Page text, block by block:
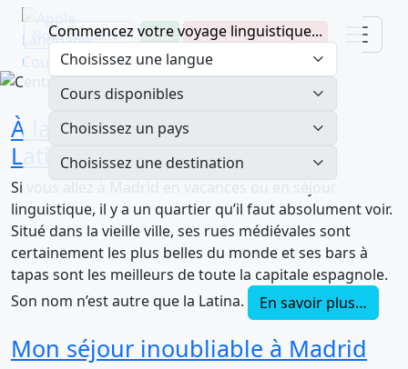
Nous contacter Prix Réserver maintenant
Commencez votre voyage linguistique...
À la découverte de Madrid : la
Latina
Si vous allez à Madrid en vacances ou en séjour
linguistique, il y a un quartier qu’il faut absolument voir.
Situé dans la vieille ville, ses rues médiévales sont
certainement les plus belles du monde et ses bars à
tapas sont les meilleurs de toute la capitale espagnole.
Son nom n’est autre que la Latina.
En savoir plus…
Mon séjour inoubliable à Madrid